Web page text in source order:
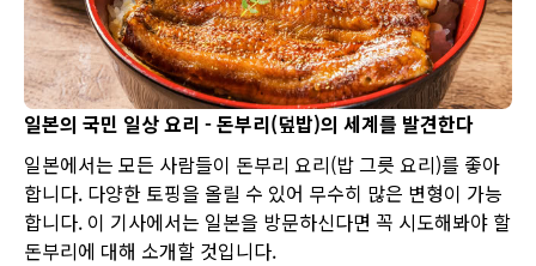
일본의 국민 일상 요리 - 돈부리(덮밥)의 세계를 발견한다
일본에서는 모든 사람들이 돈부리 요리(밥 그릇 요리)를 좋아
합니다. 다양한 토핑을 올릴 수 있어 무수히 많은 변형이 가능
합니다. 이 기사에서는 일본을 방문하신다면 꼭 시도해봐야 할
돈부리에 대해 소개할 것입니다.